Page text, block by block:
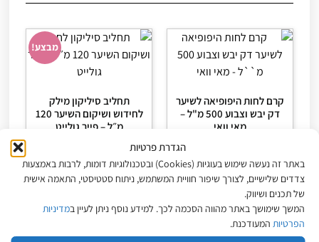
הגדרת פרטיות
באתר זה נעשה שימוש בעוגיות (Cookies) ובטכנולוגיות דומות, לרבות באמצעות
צדדים שלישיים, לצורך שיפור חוויית המשתמש, ניתוח סטטיסטי, התאמה אישית
של תכנים ושיווק.
המשך שימושך באתר מהווה הסכמה לכך. למידע נוסף ניתן לעיין במדיניות
הפרטיותהמעודכנת.
קרם לחות היפופיאה לשיער
דק יבש וצבוע 500 מ"ל –
מאי וואי
מידע נוסף
מבצע!
תחליב סיליקון מילק
לחידוש ושיקום השיער 120
מ״ל – פייר גולייט
₪53.33